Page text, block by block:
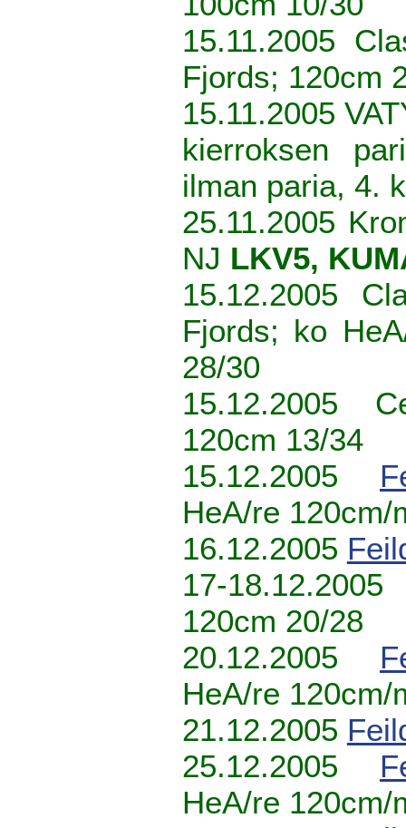
15.11.2005
Fjords; 120cm
15.11.2005
kierroksen
ilman paria, 4.
25.11.2005
NJ LKV5,
15.12.2005
Fjords; ko
28/30
15.12.2005
120cm 13/34
15.12.2005
HeA/re 120cm/
16.12.2005
17-
120cm 20/28
20.12.2005
HeA/re 120cm/
21.12.2005
25.12.2005
HeA/re 120cm/